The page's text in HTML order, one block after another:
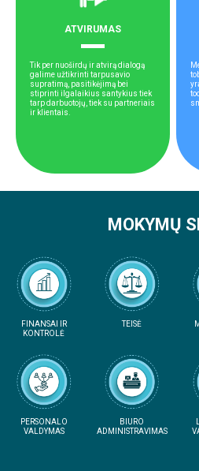
ATVIRUMAS
Tik per nuoširdų ir atvirą dialogą
galime užtikrinti tarpusavio
supratimą, pasitikėjimą bei
stiprinti ilgalaikius santykius tiek
tarp darbuotojų, tiek su partneriais
ir klientais.
MOKYMŲ
FINANSAI IR
KONTROLĖ
TEISĖ
PERSONALO
VALDYMAS
BIURO
ADMINISTRAVIMAS